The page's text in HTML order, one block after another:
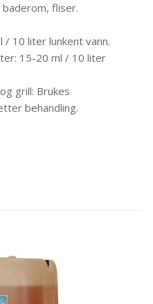
fliser.
/ 10 liter lunkent vann.
15-20 ml / 10 liter
grill: Brukes
behandling.